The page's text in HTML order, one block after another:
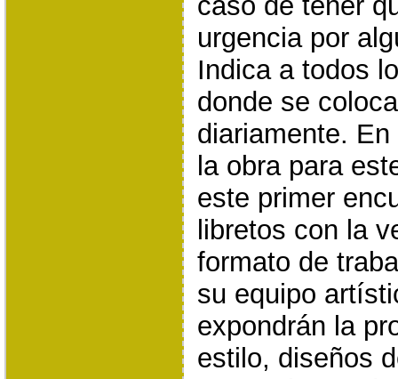
urgencia por
Indica a todos
donde se
diariamente.
la obra para
este primer
libretos con la
formato de
su equipo
expondrán la
estilo, diseños